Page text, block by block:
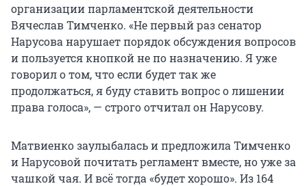
организации парламентской деятельности
Вячеслав Тимченко. «Не первый раз сенатор
Нарусова нарушает порядок обсуждения вопросов
и пользуется кнопкой не по назначению. Я уже
говорил о том, что если будет так же
продолжаться, я буду ставить вопрос о лишении
права голоса», — строго отчитал он Нарусову.
Матвиенко заулыбалась и предложила Тимченко
и Нарусовой почитать регламент вместе, но уже за
чашкой чая. И всё тогда «будет хорошо». Из 164